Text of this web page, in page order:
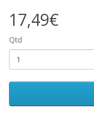
17,49€
Qtd